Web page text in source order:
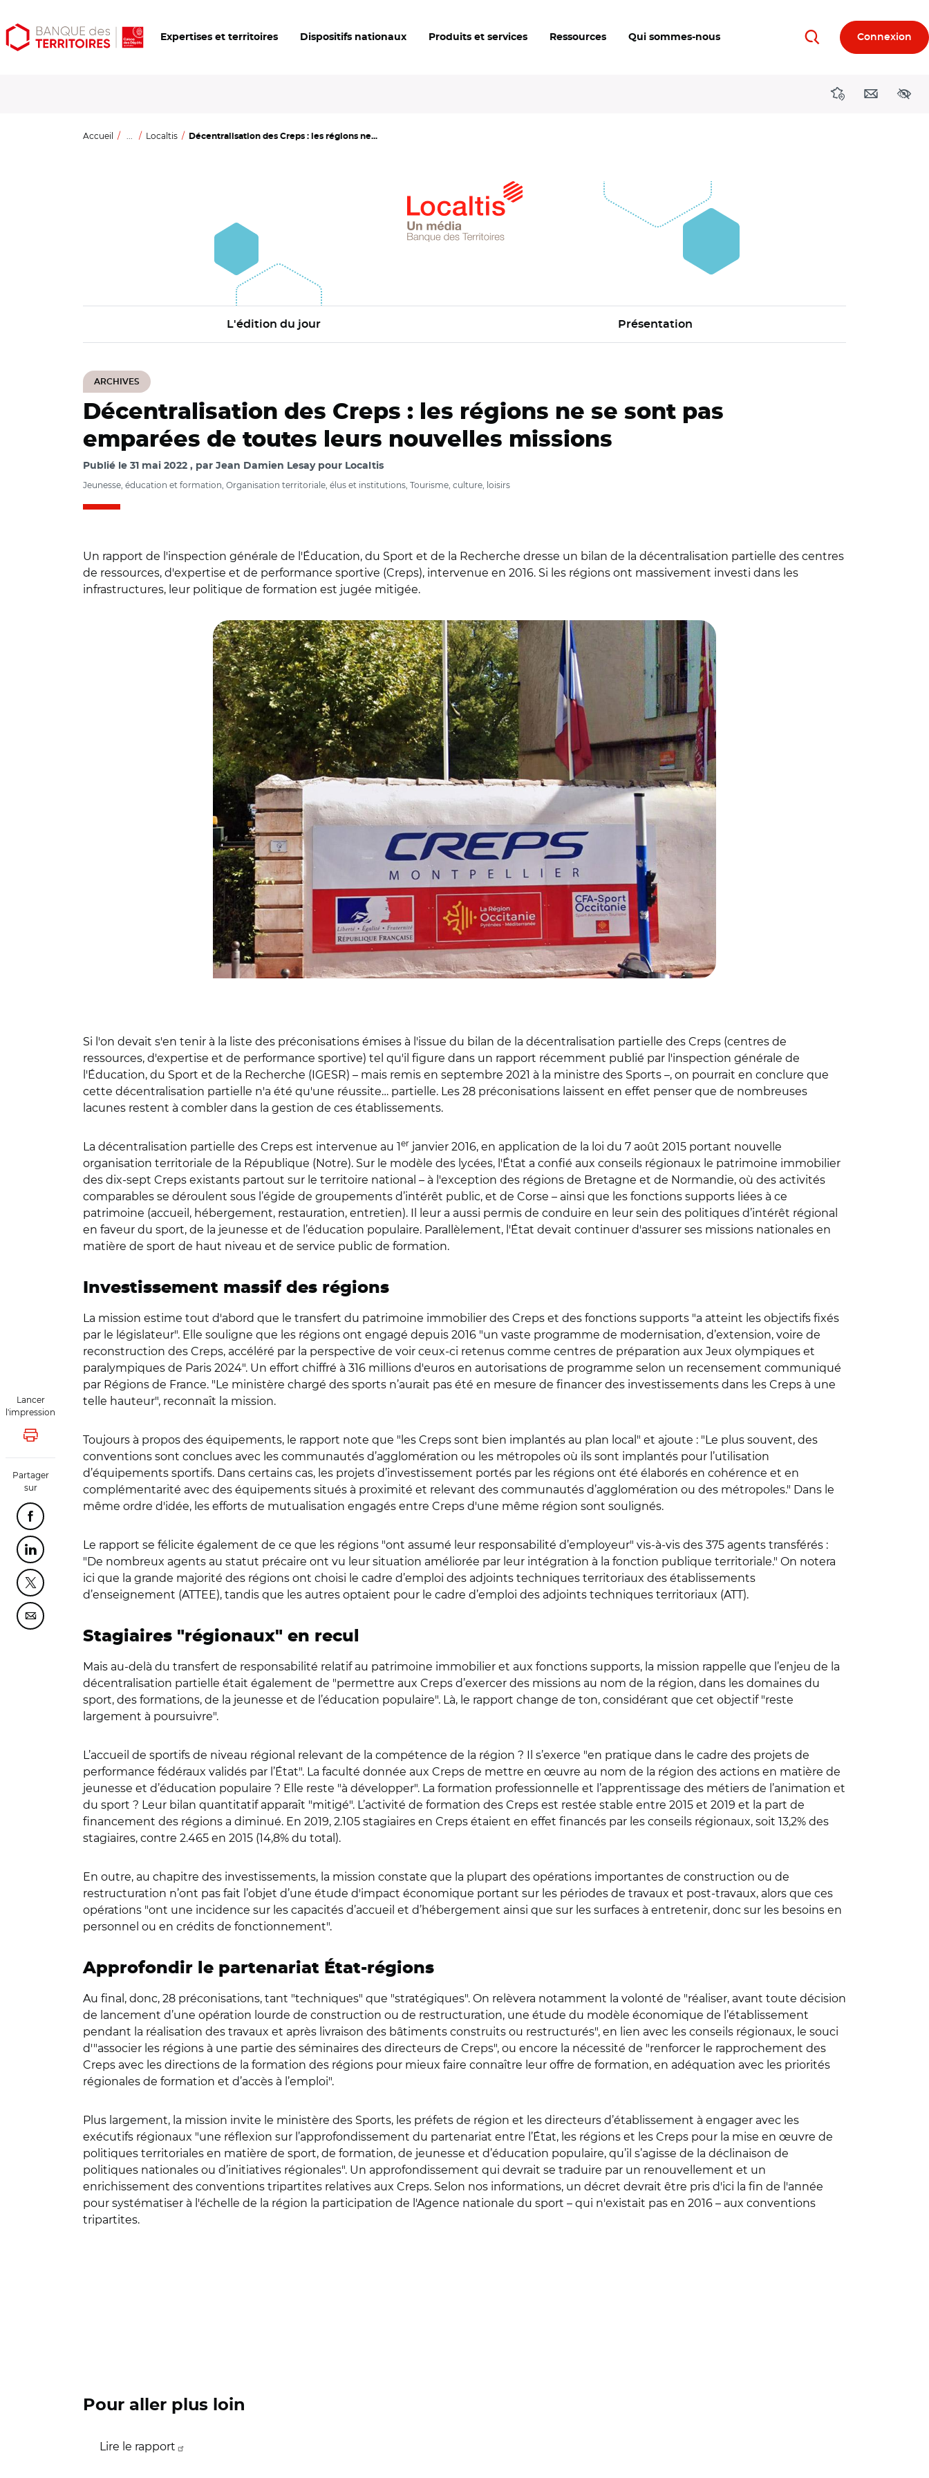
Aller
au
Aller
au
Ouvrir
les
Expertises et territoires Dispositifs nationaux Produits et services Ressources Qui sommes-nous RechercherConnexion
DirectionsContact
Accueil ... Localtis Décentralisation des Creps : les régions ne...
L'édition du jour Présentation
ARCHIVES
Lancer
l'impression
Lancer l'impression
Partager
sur
Partager cette page sur Facebook
Partager cette page sur Linkedin
Partager cette page sur Twitter
Partager cette page sur Courriel
Décentralisation des Creps : les régions ne se sont pas
emparées de toutes leurs nouvelles missions
Publié le 31 mai 2022 par Jean Damien Lesay pour Localtis
Jeunesse, éducation et formation, Organisation territoriale, élus et institutions, Tourisme, culture, loisirs
Un rapport de l'inspection générale de l'Éducation, du Sport et de la Recherche dresse un bilan de la décentralisation partielle des centres
de ressources, d'expertise et de performance sportive (Creps), intervenue en 2016. Si les régions ont massivement investi dans les
infrastructures, leur politique de formation est jugée mitigée.
Si l'on devait s'en tenir à la liste des préconisations émises à l'issue du bilan de la décentralisation partielle des Creps (centres de
ressources, d'expertise et de performance sportive) tel qu'il figure dans un rapport récemment publié par l'inspection générale de
l'Éducation, du Sport et de la Recherche (IGESR) – mais remis en septembre 2021 à la ministre des Sports –, on pourrait en conclure que
cette décentralisation partielle n'a été qu'une réussite… partielle. Les 28 préconisations laissent en effet penser que de nombreuses
lacunes restent à combler dans la gestion de ces établissements.
La décentralisation partielle des Creps est intervenue au 1er janvier 2016, en application de la loi du 7 août 2015 portant nouvelle
organisation territoriale de la République (Notre). Sur le modèle des lycées, l'État a confié aux conseils régionaux le patrimoine immobilier
des dix-sept Creps existants partout sur le territoire national – à l'exception des régions de Bretagne et de Normandie, où des activités
comparables se déroulent sous l’égide de groupements d’intérêt public, et de Corse – ainsi que les fonctions supports liées à ce
patrimoine (accueil, hébergement, restauration, entretien). Il leur a aussi permis de conduire en leur sein des politiques d’intérêt régional
en faveur du sport, de la jeunesse et de l’éducation populaire. Parallèlement, l'État devait continuer d'assurer ses missions nationales en
matière de sport de haut niveau et de service public de formation.
Investissement massif des régions
La mission estime tout d'abord que le transfert du patrimoine immobilier des Creps et des fonctions supports "a atteint les objectifs fixés
par le législateur". Elle souligne que les régions ont engagé depuis 2016 "un vaste programme de modernisation, d’extension, voire de
reconstruction des Creps, accéléré par la perspective de voir ceux-ci retenus comme centres de préparation aux Jeux olympiques et
paralympiques de Paris 2024". Un effort chiffré à 316 millions d'euros en autorisations de programme selon un recensement communiqué
par Régions de France. "Le ministère chargé des sports n’aurait pas été en mesure de financer des investissements dans les Creps à une
telle hauteur", reconnaît la mission.
Toujours à propos des équipements, le rapport note que "les Creps sont bien implantés au plan local" et ajoute : "Le plus souvent, des
conventions sont conclues avec les communautés d’agglomération ou les métropoles où ils sont implantés pour l’utilisation
d’équipements sportifs. Dans certains cas, les projets d’investissement portés par les régions ont été élaborés en cohérence et en
complémentarité avec des équipements situés à proximité et relevant des communautés d’agglomération ou des métropoles." Dans le
même ordre d'idée, les efforts de mutualisation engagés entre Creps d'une même région sont soulignés.
Le rapport se félicite également de ce que les régions "ont assumé leur responsabilité d’employeur" vis-à-vis des 375 agents transférés :
"De nombreux agents au statut précaire ont vu leur situation améliorée par leur intégration à la fonction publique territoriale." On notera
ici que la grande majorité des régions ont choisi le cadre d’emploi des adjoints techniques territoriaux des établissements
d’enseignement (ATTEE), tandis que les autres optaient pour le cadre d’emploi des adjoints techniques territoriaux (ATT).
Stagiaires "régionaux" en recul
Mais au-delà du transfert de responsabilité relatif au patrimoine immobilier et aux fonctions supports, la mission rappelle que l’enjeu de la
décentralisation partielle était également de "permettre aux Creps d’exercer des missions au nom de la région, dans les domaines du
sport, des formations, de la jeunesse et de l’éducation populaire". Là, le rapport change de ton, considérant que cet objectif "reste
largement à poursuivre".
L’accueil de sportifs de niveau régional relevant de la compétence de la région ? Il s’exerce "en pratique dans le cadre des projets de
performance fédéraux validés par l’État". La faculté donnée aux Creps de mettre en œuvre au nom de la région des actions en matière de
jeunesse et d’éducation populaire ? Elle reste "à développer". La formation professionnelle et l’apprentissage des métiers de l’animation et
du sport ? Leur bilan quantitatif apparaît "mitigé". L’activité de formation des Creps est restée stable entre 2015 et 2019 et la part de
financement des régions a diminué. En 2019, 2.105 stagiaires en Creps étaient en effet financés par les conseils régionaux, soit 13,2% des
stagiaires, contre 2.465 en 2015 (14,8% du total).
En outre, au chapitre des investissements, la mission constate que la plupart des opérations importantes de construction ou de
restructuration n’ont pas fait l’objet d’une étude d'impact économique portant sur les périodes de travaux et post-travaux, alors que ces
opérations "ont une incidence sur les capacités d’accueil et d’hébergement ainsi que sur les surfaces à entretenir, donc sur les besoins en
personnel ou en crédits de fonctionnement".
Approfondir le partenariat État-régions
Au final, donc, 28 préconisations, tant "techniques" que "stratégiques". On relèvera notamment la volonté de "réaliser, avant toute décision
de lancement d’une opération lourde de construction ou de restructuration, une étude du modèle économique de l’établissement
pendant la réalisation des travaux et après livraison des bâtiments construits ou restructurés", en lien avec les conseils régionaux, le souci
d'"associer les régions à une partie des séminaires des directeurs de Creps", ou encore la nécessité de "renforcer le rapprochement des
Creps avec les directions de la formation des régions pour mieux faire connaître leur offre de formation, en adéquation avec les priorités
régionales de formation et d’accès à l’emploi".
Plus largement, la mission invite le ministère des Sports, les préfets de région et les directeurs d’établissement à engager avec les
exécutifs régionaux "une réflexion sur l’approfondissement du partenariat entre l’État, les régions et les Creps pour la mise en œuvre de
politiques territoriales en matière de sport, de formation, de jeunesse et d’éducation populaire, qu’il s’agisse de la déclinaison de
politiques nationales ou d’initiatives régionales". Un approfondissement qui devrait se traduire par un renouvellement et un
enrichissement des conventions tripartites relatives aux Creps. Selon nos informations, un décret devrait être pris d'ici la fin de l'année
pour systématiser à l'échelle de la région la participation de l'Agence nationale du sport – qui n'existait pas en 2016 – aux conventions
tripartites.
Pour aller plus loin
Lire le rapport